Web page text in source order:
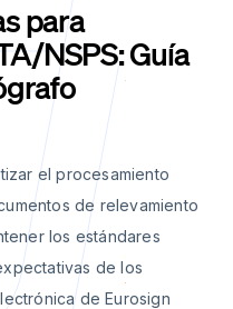
para
NSPS: Guía
el procesamiento
de relevamiento
los estándares
de los
de Eurosign